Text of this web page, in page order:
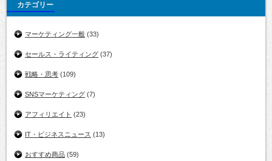
カテゴリー
マーケティング一般 (33)
セールス・ライティング (37)
戦略・思考 (109)
SNSマーケティング (7)
アフィリエイト (23)
IT・ビジネスニュース (13)
おすすめ商品 (59)